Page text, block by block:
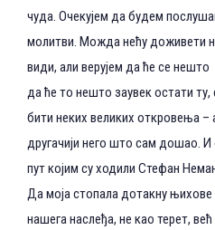
чуда. Очекујем да будем
молитви. Можда нећу доживети
види, али верујем да ће се
да ће то нешто заувек остати
бити неких великих откровења –
другачији него што сам дошао.
пут којим су ходили Стефан
Да моја стопала дотакну
нашега наслеђа, не као терет,